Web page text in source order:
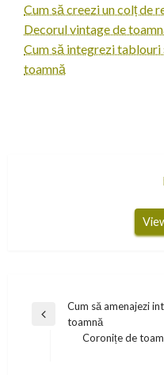
Cum să creezi un colț de
Decorul vintage de
Cum să integrezi
toamnă
Navigare
Previous
Cum să amenajezi
toamnă
Coronițe de